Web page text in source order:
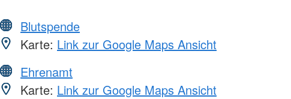
Blutspende
Karte: Link zur Google Maps Ansicht
Ehrenamt
Karte: Link zur Google Maps Ansicht